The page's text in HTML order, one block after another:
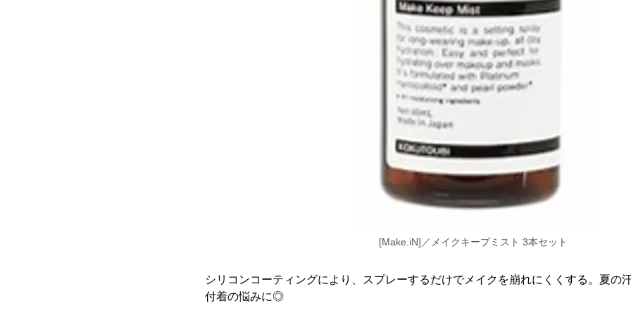
[Make.iN]／メイクキープミスト 3本セット
シリコンコーティングにより、スプレーするだけでメイクを崩れにくくする。夏の
付着の悩みに◎